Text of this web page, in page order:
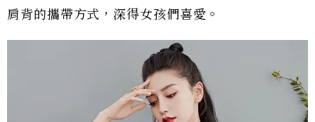
肩背的攜帶方式，深得女孩們喜愛。